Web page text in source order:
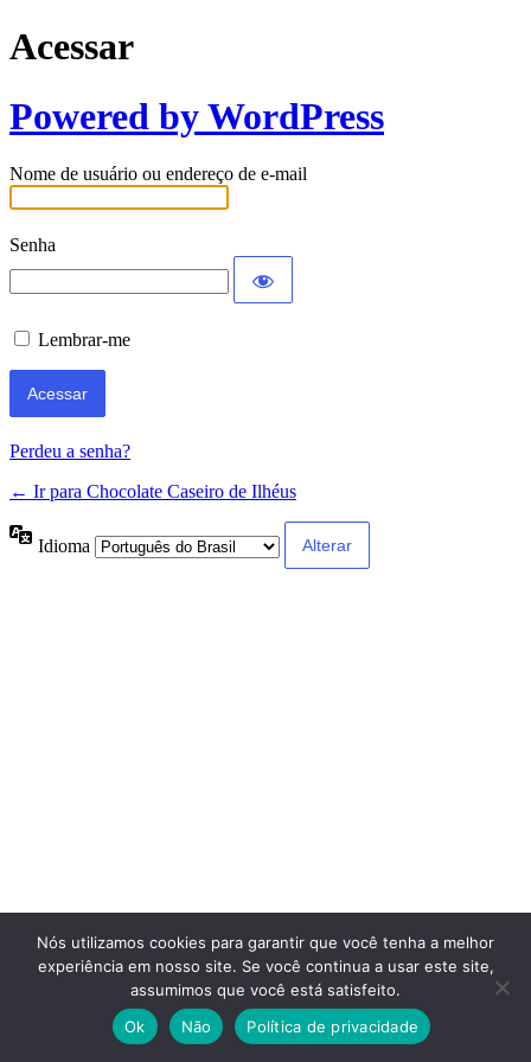
Acessar
Powered by WordPress
Nome de usuário ou endereço de e-mail
Senha
Lembrar-me
Perdeu a senha?
← Ir para Chocolate Caseiro de Ilhéus
Idioma
Nós utilizamos cookies para garantir que você tenha a melhor
experiência em nosso site. Se você continua a usar este site,
assumimos que você está satisfeito.
Ok
Não Política de privacidade